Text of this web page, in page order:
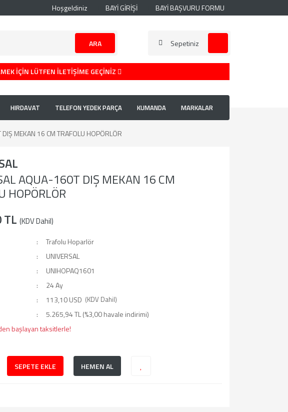
Hoşgeldiniz BAYİ GİRİŞİ BAYİ BAŞVURU FORMU
ARA Sepetiniz
İÇİN LÜTFEN İLETİŞİME GEÇİNİZ
HIRDAVAT TELEFON YEDEK PARÇA KUMANDA MARKALAR
MEKAN 16 CM TRAFOLU HOPÖRLÖR
AQUA-160T DIŞ MEKAN 16 CM
HOPÖRLÖR
TL (KDV Dahil)
Trafolu Hoparlör
UNIVERSAL
UNIHOPAQ1601
24 Ay
113,10 USD (KDV Dahil)
5.265,94 TL (%3,00 havale indirimi)
başlayan taksitlerle!
SEPETE EKLE
HEMEN AL